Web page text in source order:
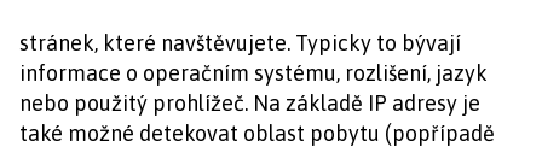
stránek, které navštěvujete. Typicky to bývají
informace o operačním systému, rozlišení, jazyk
nebo použitý prohlížeč. Na základě IP adresy je
také možné detekovat oblast pobytu (popřípadě